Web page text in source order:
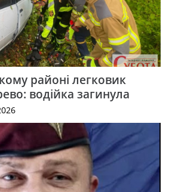
районі легковик
водійка загинула